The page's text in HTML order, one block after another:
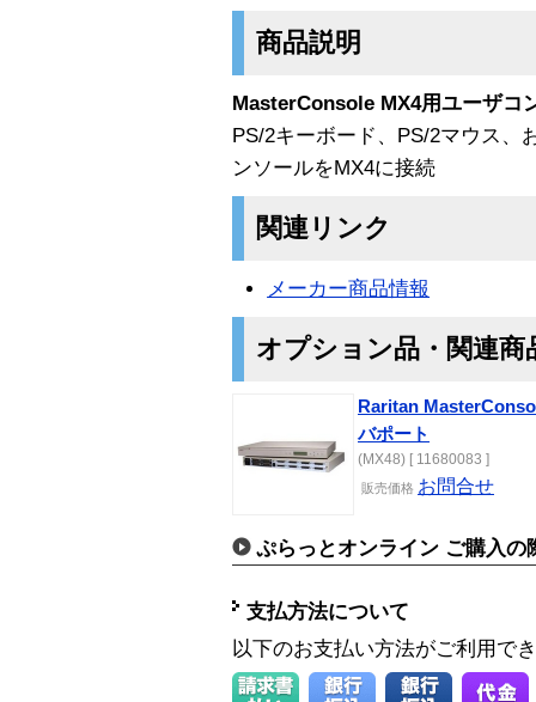
商品説明
MasterConsole MX4用ユーザコ
PS/2キーボード、PS/2マウス、
ンソールをMX4に接続
関連リンク
メーカー商品情報
オプション品・関連商
Raritan
バポート
(MX48) [ 11680083 ]
販売価格 お問合せ
ぷらっとオンライン ご購入の
支払方法について
以下のお支払い方法がご利用で